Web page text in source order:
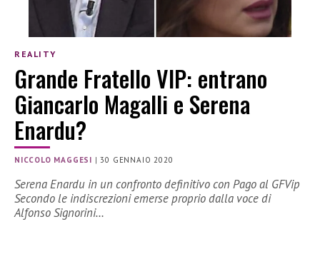
REALITY
Grande Fratello VIP: entrano
Giancarlo Magalli e Serena
Enardu?
NICCOLO MAGGESI |30 GENNAIO 2020
Serena Enardu in un confronto definitivo con Pago al GFVip
Secondo le indiscrezioni emerse proprio dalla voce di
Alfonso Signorini…